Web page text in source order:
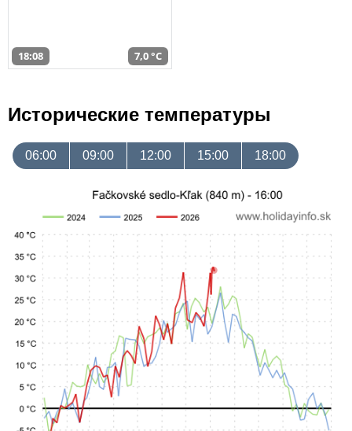
18:08 7,0 °C
Исторические температуры
06:00 09:00 12:00 15:00 18:00